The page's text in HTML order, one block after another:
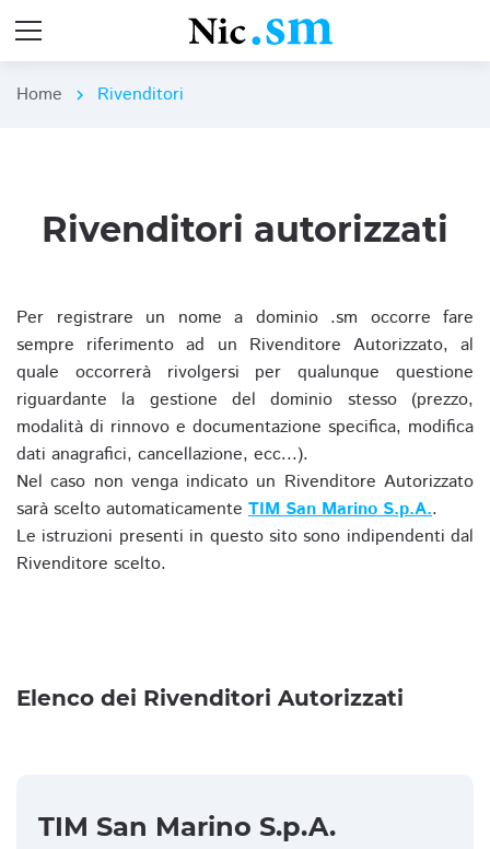
Home chevron_right Rivenditori
Rivenditori autorizzati
Per registrare un nome a dominio .sm occorre fare
sempre riferimento ad un Rivenditore Autorizzato, al
quale occorrerà rivolgersi per qualunque questione
riguardante la gestione del dominio stesso (prezzo,
modalità di rinnovo e documentazione specifica, modifica
dati anagrafici, cancellazione, ecc...).
Nel caso non venga indicato un Rivenditore Autorizzato
sarà scelto automaticamente TIM San Marino S.p.A..
Le istruzioni presenti in questo sito sono indipendenti dal
Rivenditore scelto.
Elenco dei Rivenditori Autorizzati
TIM San Marino S.p.A.